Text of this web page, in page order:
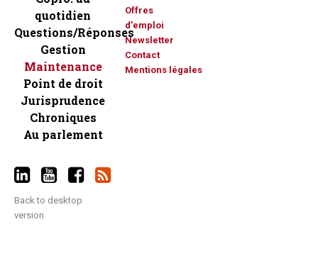
quotidien
Questions/Réponses
Gestion
Maintenance
Point de droit
Jurisprudence
Chroniques
Au parlement
Offres
d'emploi
Newsletter
Contact
Mentions légales
Back to desktop
version